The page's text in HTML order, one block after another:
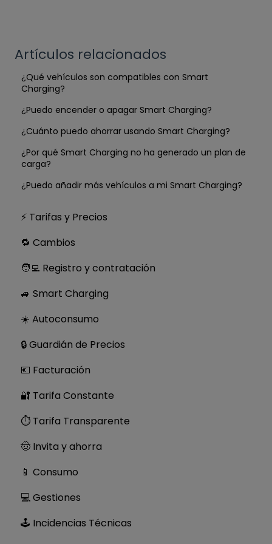
Artículos relacionados
¿Qué vehículos son compatibles con Smart
Charging?
¿Puedo encender o apagar Smart Charging?
¿Cuánto puedo ahorrar usando Smart Charging?
¿Por qué Smart Charging no ha generado un plan de
carga?
¿Puedo añadir más vehículos a mi Smart Charging?
⚡ Tarifas y Precios
🔁 Cambios
🧑‍💻 Registro y contratación
🚙 Smart Charging
☀️ Autoconsumo
🔒 Guardián de Precios
💶 Facturación
🔐 Tarifa Constante
⏱ Tarifa Transparente
🤠 Invita y ahorra
📱 Consumo
💻 Gestiones
🕹 Incidencias Técnicas